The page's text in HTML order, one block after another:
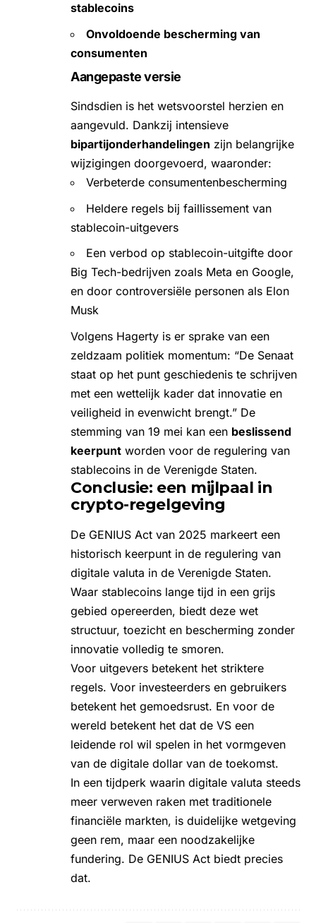
stablecoins
Onvoldoende bescherming van
consumenten
Aangepaste versie
Sindsdien is het wetsvoorstel herzien en
aangevuld. Dankzij intensieve
bipartijonderhandelingen zijn belangrijke
wijzigingen doorgevoerd, waaronder:
Verbeterde consumentenbescherming
Heldere regels bij faillissement van
stablecoin-uitgevers
Een verbod op stablecoin-uitgifte door
Big Tech-bedrijven zoals Meta en Google,
en door controversiële personen als Elon
Musk
Volgens Hagerty is er sprake van een
zeldzaam politiek momentum: “De Senaat
staat op het punt geschiedenis te schrijven
met een wettelijk kader dat innovatie en
veiligheid in evenwicht brengt.” De
stemming van 19 mei kan een beslissend
keerpunt worden voor de regulering van
stablecoins in de Verenigde Staten.
Conclusie: een mijlpaal in
crypto-regelgeving
De GENIUS Act van 2025 markeert een
historisch keerpunt in de regulering van
digitale valuta in de Verenigde Staten.
Waar stablecoins lange tijd in een grijs
gebied opereerden, biedt deze wet
structuur, toezicht en bescherming zonder
innovatie volledig te smoren.
Voor uitgevers betekent het striktere
regels. Voor investeerders en gebruikers
betekent het gemoedsrust. En voor de
wereld betekent het dat de VS een
leidende rol wil spelen in het vormgeven
van de digitale dollar van de toekomst.
In een tijdperk waarin digitale valuta steeds
meer verweven raken met traditionele
financiële markten, is duidelijke wetgeving
geen rem, maar een noodzakelijke
fundering. De GENIUS Act biedt precies
dat.